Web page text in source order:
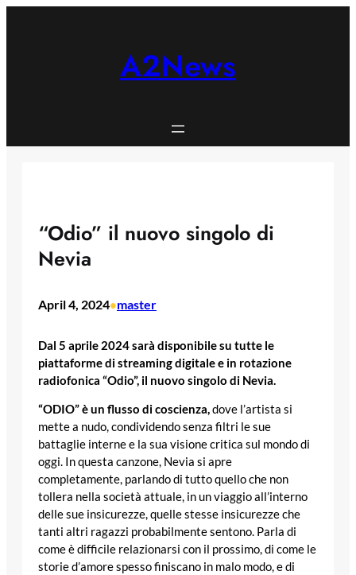
A2News
“Odio” il nuovo singolo di
Nevia
April 4, 2024•master
Dal 5 aprile 2024 sarà disponibile su tutte le
piattaforme di streaming digitale e in rotazione
radiofonica “Odio”, il nuovo singolo di Nevia.
“ODIO” èun flusso di coscienza,dove l’artista si
mette a nudo, condividendo senza filtri le sue
battaglie interne e la sua visione critica sul mondo di
oggi. In questa canzone, Nevia si apre
completamente, parlando di tutto quello che non
tollera nella società attuale, in un viaggio all’interno
delle sue insicurezze, quelle stesse insicurezze che
tanti altri ragazzi probabilmente sentono. Parla di
come è difficile relazionarsi con il prossimo, di come le
storie d’amore spesso finiscano in malo modo, e di